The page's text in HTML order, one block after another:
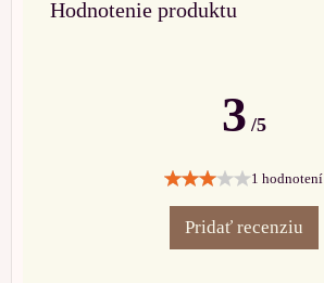
Hodnotenie produktu
3 /5
1 hodnotení
Pridať recenziu